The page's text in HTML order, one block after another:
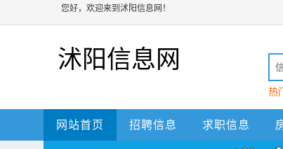
您好，欢迎来到沭阳信息网！
沭阳信息网
热
动
网站首页 招聘信息 求职信息